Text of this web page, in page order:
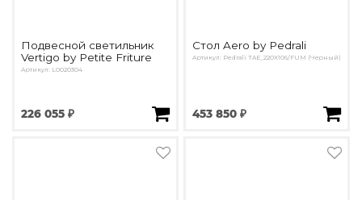
Подвесной светильник
Vertigo by Petite Friture
Артикул: L0020304
226 055 ₽
Стол Aero by Pedrali
Артикул: Pedrali TAE_220X106/FUM (Черный)
453 850 ₽